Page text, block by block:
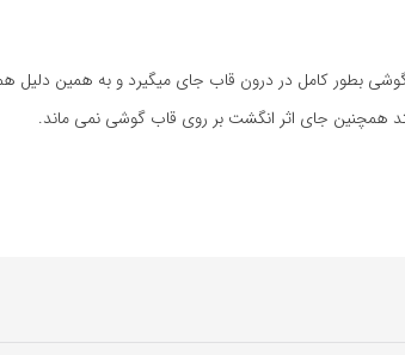
همچنین جای اثر انگشت بر روی قاب گوشی نمی ماند.